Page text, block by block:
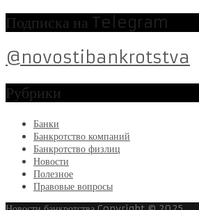
Подписка на Telegram
@novostibankrotstva
Рубрики
Банки
Банкротство компаний
Банкротство физлиц
Новости
Полезное
Правовые вопросы